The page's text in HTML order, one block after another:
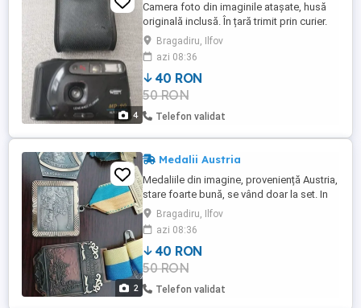
4
Camera foto din imaginile atașate, husă
originală inclusă. În țară trimit prin curier.
Bragadiru, Ilfov
azi 08:36
40 RON
50 RON
Telefon validat
2
Medalii Austria
Medaliile din imagine, proveniență Austria,
stare foarte bună, se vând doar la set. In
țara trimit prin curier
Bragadiru, Ilfov
azi 08:36
40 RON
50 RON
Telefon validat